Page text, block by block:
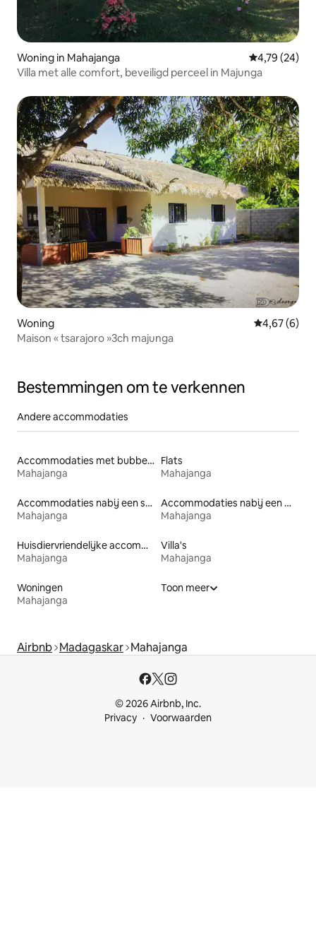
Woning in Mahajanga Gemiddelde
4,79 (24)
Villa met alle comfort, beveiligd perceel in Majunga
Woning Gemiddelde
4,67 (6)
Maison « tsarajoro »3ch majunga
Bestemmingen om te verkennen
Andere accommodaties
Accommodaties met bubbelbad
Mahajanga
Flats
Mahajanga
Accommodaties nabij een strand
Mahajanga
Accommodaties nabij een meer
Mahajanga
Huisdiervriendelijke accommodaties
Mahajanga
Villa's
Mahajanga
Woningen
Mahajanga
Toon meer
Airbnb Madagaskar Mahajanga
© 2026 Airbnb, Inc.
Privacy
Voorwaarden